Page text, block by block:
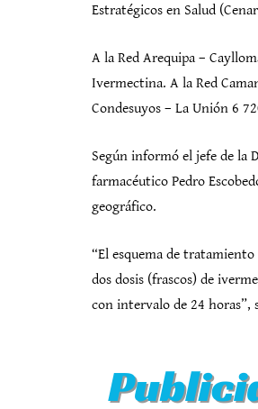
Estratégicos en Salud
A la Red Arequipa –
Ivermectina. A la Red
Condesuyos – La Unión 6
Según informó el jefe de la
farmacéutico Pedro
geográfico.
“El esquema de
dos dosis (frascos) de
con intervalo de 24 horas”,